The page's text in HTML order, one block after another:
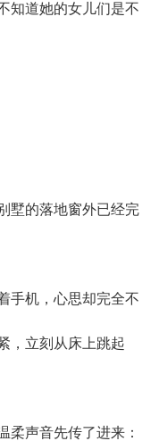
道她的女儿们是不
的落地窗外已经完
机，心思却完全不
，立刻从床上跳起
声音先传了进来：